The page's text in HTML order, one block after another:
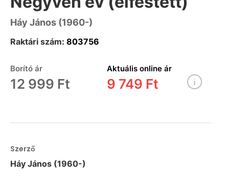
Háy János (1960-)
Raktári szám: 803756
Borító ár
12 999 Ft
Aktuális online ár
9 749 Ft
Szerző
Háy János (1960-)